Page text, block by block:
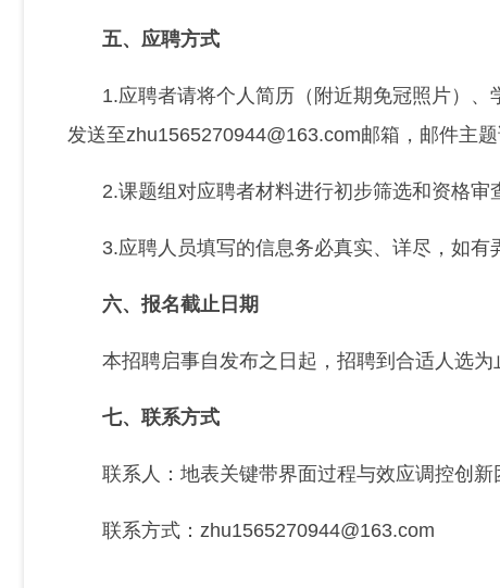
五、应聘方式
1.应聘者请将个人简历（附近期免冠照片）
发送至zhu1565270944@163.com邮箱，邮件主
2.课题组对应聘者材料进行初步筛选和资格审
3.应聘人员填写的信息务必真实、详尽，如有
六、报名截止日期
本招聘启事自发布之日起，招聘到合适人选为
七、联系方式
联系人：地表关键带界面过程与效应调控创新
联系方式：zhu1565270944@163.com